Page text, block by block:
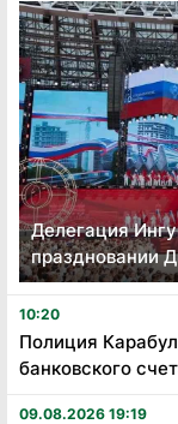
Делегация
праздновании
10:20
Полиция
банковского
09.08.2026 19:19